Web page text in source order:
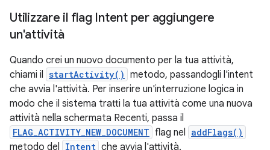
Utilizzare il flag Intent per aggiungere
un'attività
Quando crei un nuovo documento per la tua attività,
chiami il
startActivity() metodo, passandogli l'intent
che avvia l'attività. Per inserire un'interruzione logica in
modo che il sistema tratti la tua attività come una nuova
attività nella schermata Recenti, passa il
FLAG_ACTIVITY_NEW_DOCUMENT flag nel addFlags()
metodo del Intent che avvia l'attività.